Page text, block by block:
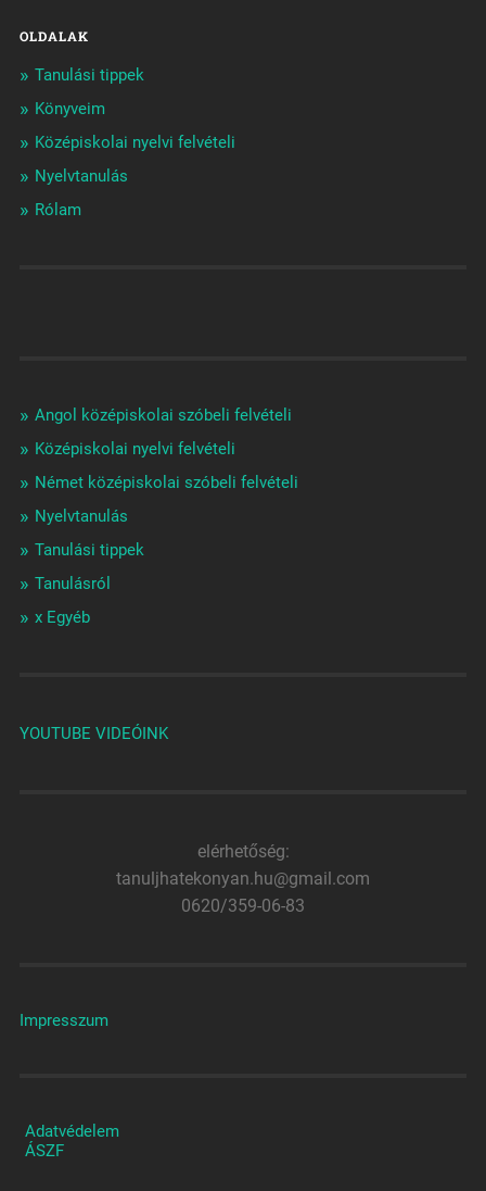
OLDALAK
Tanulási tippek
Könyveim
Középiskolai nyelvi felvételi
Nyelvtanulás
Rólam
Angol középiskolai szóbeli felvételi
Középiskolai nyelvi felvételi
Német középiskolai szóbeli felvételi
Nyelvtanulás
Tanulási tippek
Tanulásról
x Egyéb
YOUTUBE VIDEÓINK
elérhetőség:
tanuljhatekonyan.hu@gmail.com
0620/359-06-83
Impresszum
Adatvédelem
ÁSZF